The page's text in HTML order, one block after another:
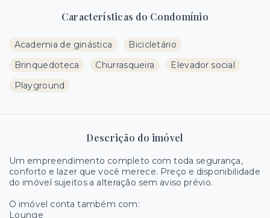
Características do Condomínio
Academia de ginástica
Bicicletário
Brinquedoteca
Churrasqueira
Elevador social
Playground
Descrição do imóvel
Um empreendimento completo com toda segurança,
conforto e lazer que você merece. Preço e disponibilidade
do imóvel sujeitos a alteração sem aviso prévio.
O imóvel conta também com:
Lounge